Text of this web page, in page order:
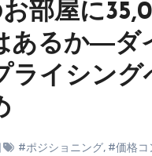
お部屋に
あるか―ダ
ライシング
#ポジショニング, #価格コ